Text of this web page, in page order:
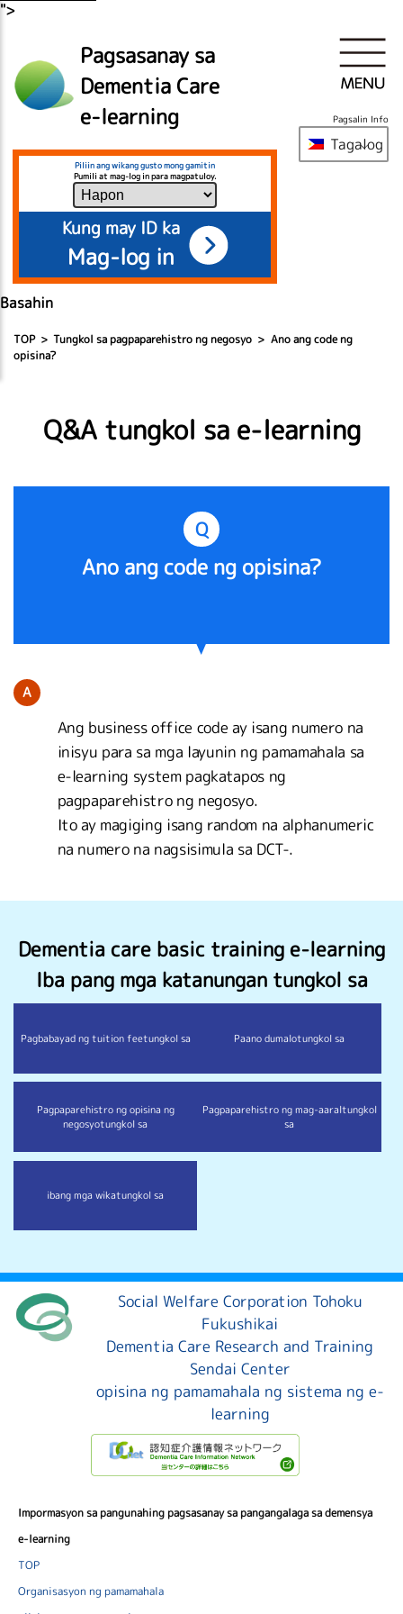
">
Pagsasanay sa
Dementia Care
e-learning
Piliin ang wikang gusto mong gamitin
Pumili at mag-log in para magpatuloy.
Kung may ID ka
Mag-log in
Basahin
Pagsalin Info
Tagalog
TOP Tungkol sa pagpaparehistro ng negosyo
Ano ang code ng
opisina?
Q&A tungkol sa e-learning
Q
Ano ang code ng opisina?
A
Ang business office code ay isang numero na
inisyu para sa mga layunin ng pamamahala sa
e-learning system pagkatapos ng
pagpaparehistro ng negosyo.
Ito ay magiging isang random na alphanumeric
na numero na nagsisimula sa DCT-.
Dementia care basic training e-learning
Iba pang mga katanungan tungkol sa
Pagbabayad ng tuition feetungkol sa Paano dumalotungkol sa
Pagpaparehistro ng opisina ng
negosyotungkol sa
Pagpaparehistro ng mag-aaraltungkol
sa
ibang mga wikatungkol sa
Social Welfare Corporation Tohoku
Fukushikai
Dementia Care Research and Training
Sendai Center
opisina ng pamamahala ng sistema ng e-
learning
Impormasyon sa pangunahing pagsasanay sa pangangalaga sa demensya
e-learning
TOP
Organisasyon ng pamamahala